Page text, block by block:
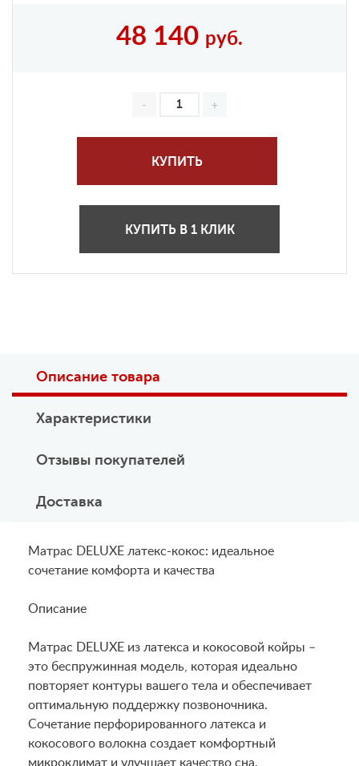
48 140 руб.
КУПИТЬ
КУПИТЬ В 1 КЛИК
Описание товара
Характеристики
Отзывы покупателей
Доставка
Матрас DELUXE латекс-кокос: идеальное
сочетание комфорта и качества
Описание
Матрас DELUXE из латекса и кокосовой койры –
это беспружинная модель, которая идеально
повторяет контуры вашего тела и обеспечивает
оптимальную поддержку позвоночника.
Сочетание перфорированного латекса и
кокосового волокна создает комфортный
микроклимат и улучшает качество сна.